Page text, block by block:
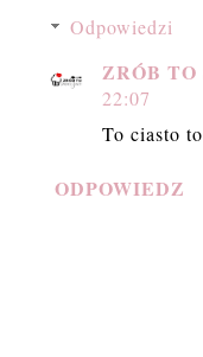
Odpowiedzi
ZRÓB
22:07
To ciasto
ODPOWIEDZ